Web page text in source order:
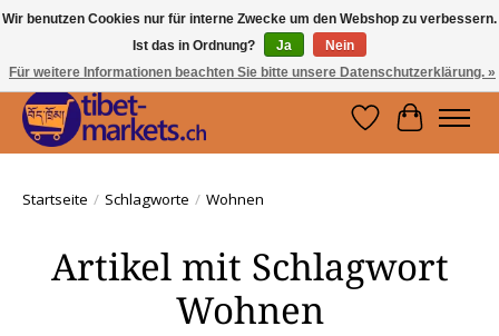
Handwerkskunst vom Dach der Welt.
Holen Sie sich ein Stück Tibet.
Wunschzettel
Ihr
Startseite / Schlagworte / Wohnen
Artikel mit Schlagwort
Wohnen
Wir benutzen Cookies nur für interne Zwecke um den Webshop zu verbessern.
Ist das in Ordnung?
Ja
Nein
Für weitere Informationen beachten Sie bitte unsere Datenschutzerklärung. »